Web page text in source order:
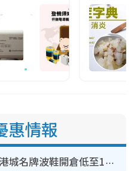
惠情報
開倉優惠 | 尖沙咀海港城名牌波鞋開倉低至1折！On鞋$899起／Joy&Peace鞋履$98起